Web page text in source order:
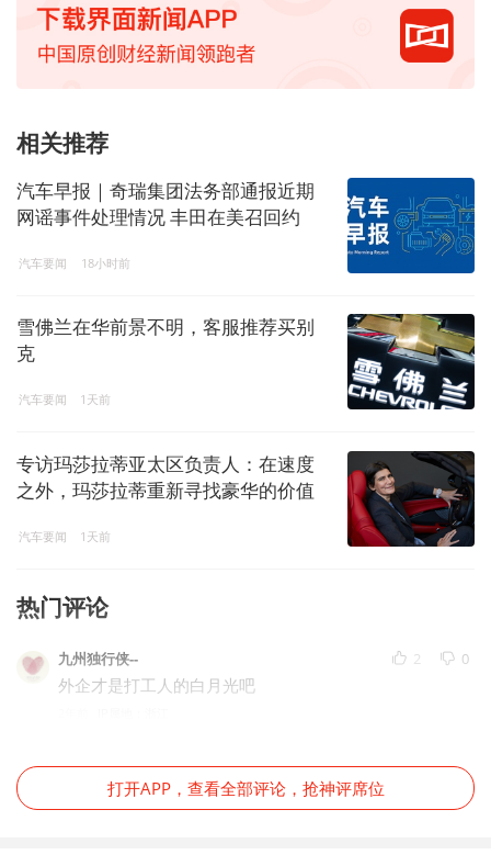
相关推荐
汽车早报｜奇瑞集团法务部通报近期
网谣事件处理情况 丰田在美召回约
汽车要闻 18小时前
雪佛兰在华前景不明，客服推荐买别
克
汽车要闻 1天前
专访玛莎拉蒂亚太区负责人：在速度
之外，玛莎拉蒂重新寻找豪华的价值
汽车要闻 1天前
热门评论
九州独行侠-- 2 0
外企才是打工人的白月光吧
打开APP，查看全部评论，抢神评席位